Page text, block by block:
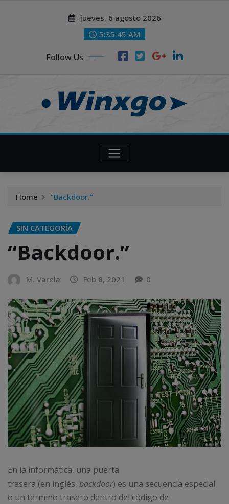
jueves, 6 agosto 2026
5:35:46 AM
Follow Us
Home “Backdoor.”
SIN CATEGORÍA
“Backdoor.”
M. Varela Feb 8, 2021 0
En la informática, una puerta
trasera (en inglés, backdoor) es una secuencia especial
o un término trasero dentro del código de